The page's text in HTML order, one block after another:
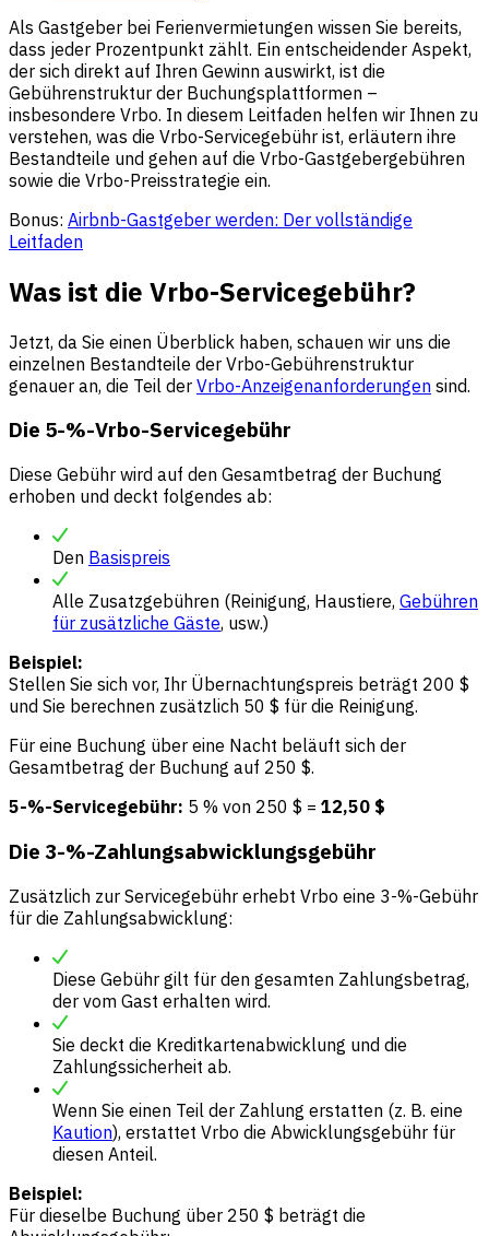
Als Gastgeber bei Ferienvermietungen wissen Sie bereits,
dass jeder Prozentpunkt zählt. Ein entscheidender Aspekt,
der sich direkt auf Ihren Gewinn auswirkt, ist die
Gebührenstruktur der Buchungsplattformen –
insbesondere Vrbo. In diesem Leitfaden helfen wir Ihnen zu
verstehen, was die Vrbo-Servicegebühr ist, erläutern ihre
Bestandteile und gehen auf die Vrbo-Gastgebergebühren
sowie die Vrbo-Preisstrategie ein.
Bonus: Airbnb-Gastgeber werden: Der vollständige
Leitfaden
Was ist die Vrbo-Servicegebühr?
Jetzt, da Sie einen Überblick haben, schauen wir uns die
einzelnen Bestandteile der Vrbo-Gebührenstruktur
genauer an, die Teil der Vrbo-Anzeigenanforderungen sind.
Die 5-%-Vrbo-Servicegebühr
Diese Gebühr wird auf den Gesamtbetrag der Buchung
erhoben und deckt folgendes ab:
Den Basispreis
Alle Zusatzgebühren (Reinigung, Haustiere, Gebühren
für zusätzliche Gäste, usw.)
Beispiel:
Stellen Sie sich vor, Ihr Übernachtungspreis beträgt 200 $
und Sie berechnen zusätzlich 50 $ für die Reinigung.
Für eine Buchung über eine Nacht beläuft sich der
Gesamtbetrag der Buchung auf 250 $.
5-%-Servicegebühr: 5 % von 250 $ = 12,50 $
Die 3-%-Zahlungsabwicklungsgebühr
Zusätzlich zur Servicegebühr erhebt Vrbo eine 3-%-Gebühr
für die Zahlungsabwicklung:
Diese Gebühr gilt für den gesamten Zahlungsbetrag,
der vom Gast erhalten wird.
Sie deckt die Kreditkartenabwicklung und die
Zahlungssicherheit ab.
Wenn Sie einen Teil der Zahlung erstatten (z. B. eine
Kaution), erstattet Vrbo die Abwicklungsgebühr für
diesen Anteil.
Beispiel:
Für dieselbe Buchung über 250 $ beträgt die